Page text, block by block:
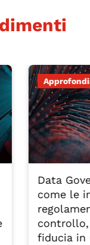
Data
come le
controllo,
fiducia in